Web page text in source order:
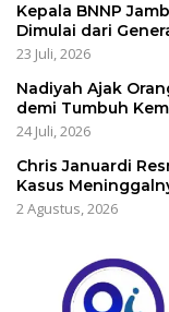
Kepala BNNP
Dimulai dari
23 Juli, 2026
Nadiyah Ajak
demi Tumbuh
24 Juli, 2026
Chris Januardi
Kasus
2 Agustus, 2026